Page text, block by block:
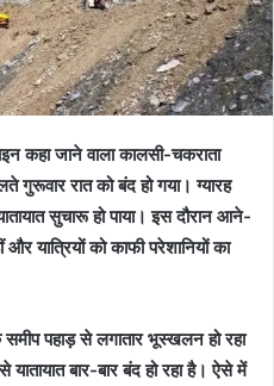
कहा जाने वाला कालसी-चकराता
रात को बंद हो गया। ग्यारह
सुचारू हो पाया। इस दौरान आने-
यात्रियों को काफी परेशानियों का
पहाड़ से लगातार भूस्खलन हो रहा
बार-बार बंद हो रहा है। ऐसे में